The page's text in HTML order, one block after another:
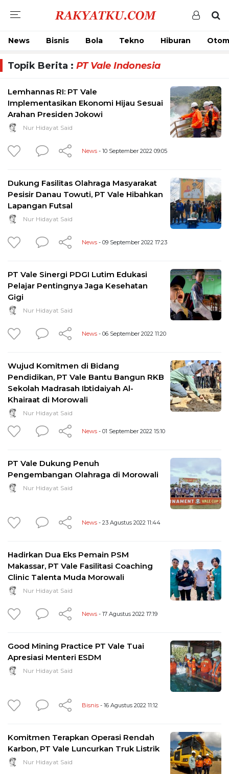
News Bisnis Bola Tekno Hiburan
Topik Berita : PT Vale Indonesia
Lemhannas RI: PT Vale
Implementasikan Ekonomi Hijau Sesuai
Arahan Presiden Jokowi
Nur Hidayat Said
News - 10 September 2022 09:05
Dukung Fasilitas Olahraga Masyarakat
Pesisir Danau Towuti, PT Vale Hibahkan
Lapangan Futsal
Nur Hidayat Said
News - 09 September 2022 17:23
PT Vale Sinergi PDGI Lutim Edukasi
Pelajar Pentingnya Jaga Kesehatan
Gigi
Nur Hidayat Said
News - 06 September 2022 11:20
Wujud Komitmen di Bidang
Pendidikan, PT Vale Bantu Bangun RKB
Sekolah Madrasah Ibtidaiyah Al-
Khairaat di Morowali
Nur Hidayat Said
News - 01 September 2022 15:10
PT Vale Dukung Penuh
Pengembangan Olahraga di Morowali
Nur Hidayat Said
News - 23 Agustus 2022 11:44
Hadirkan Dua Eks Pemain PSM
Makassar, PT Vale Fasilitasi Coaching
Clinic Talenta Muda Morowali
Nur Hidayat Said
News - 17 Agustus 2022 17:19
Good Mining Practice PT Vale Tuai
Apresiasi Menteri ESDM
Nur Hidayat Said
Bisnis - 16 Agustus 2022 11:12
Komitmen Terapkan Operasi Rendah
Karbon, PT Vale Luncurkan Truk Listrik
Nur Hidayat Said